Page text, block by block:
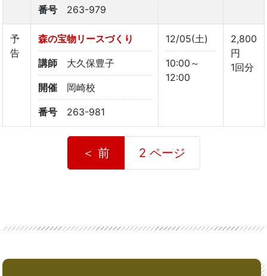
番号 263-979
予
告
森の宝物リースづくり
講師 大久保豊子
開催 岡崎校
番号 263-981
12/05(土)
10:00～
12:00
2,800
円
1回分
＜ 前 2 ページ